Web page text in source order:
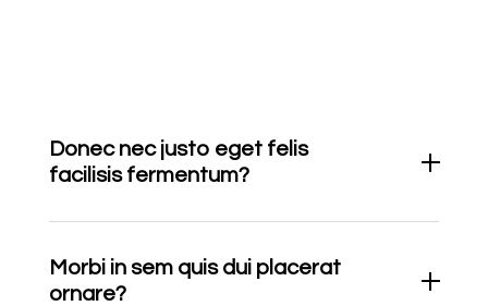
Donec nec justo eget felis
facilisis fermentum?
Morbi in sem quis dui placerat
ornare?